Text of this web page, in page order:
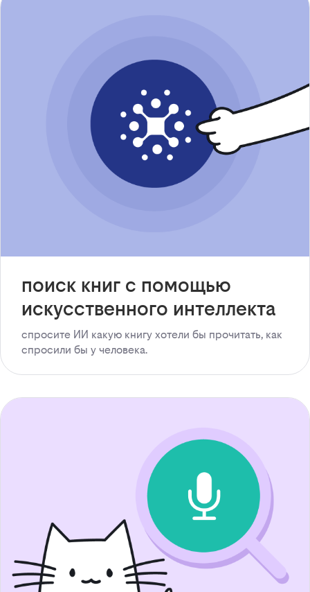
поиск книг с помощью
искусственного интеллекта
спросите ИИ какую книгу хотели бы прочитать, как
спросили бы у человека.